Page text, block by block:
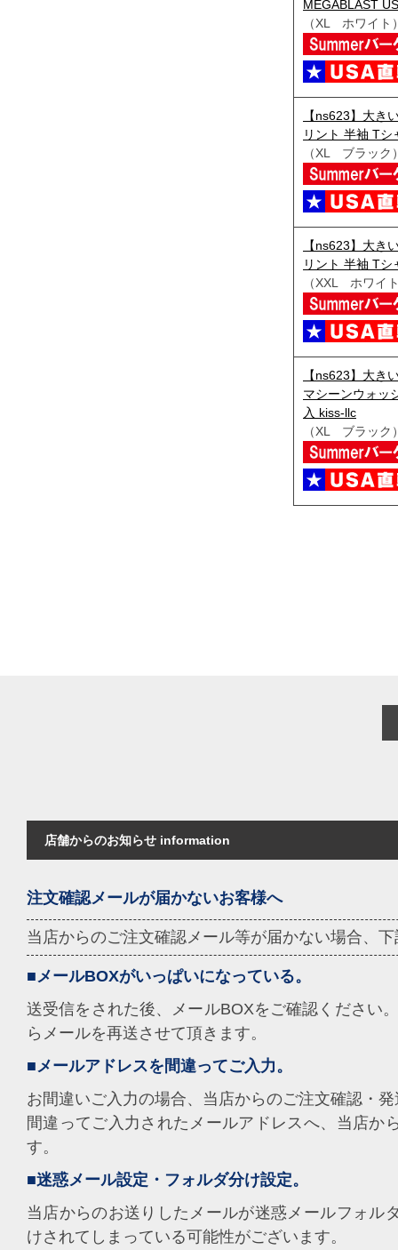
MEGABLAST
（XL ホワイト
【ns623】大き
リント 半袖 T
（XL ブラック
【ns623】大き
リント 半袖 T
（XXL ホワイ
【ns623】大き
マシーンウォッ
入 kiss-llc
（XL ブラック
店舗からのお知らせ information
注文確認メールが届かないお客様へ
当店からのご注文確認メール等が届かない場合、
■メールBOXがいっぱいになっている。
送受信をされた後、メールBOXをご確認ください
らメールを再送させて頂きます。
■メールアドレスを間違ってご入力。
お間違いご入力の場合、当店からのご注文確認・
間違ってご入力されたメールアドレスへ、当店か
す。
■迷惑メール設定・フォルダ分け設定。
当店からのお送りしたメールが迷惑メールフォル
けされてしまっている可能性がございます。